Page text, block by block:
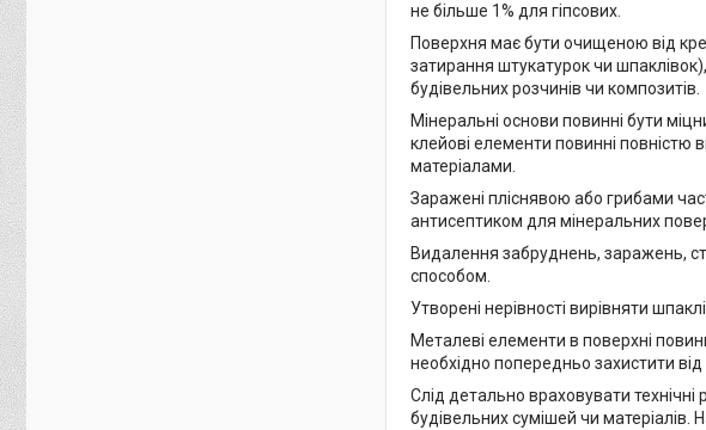
не більше 1% для гіпсових.
Поверхня має бути очищеною від
затирання штукатурок чи
будівельних розчинів чи композитів.
Мінеральні основи повинні бути
клейові елементи повинні
матеріалами.
Заражені пліснявою або грибами
антисептиком для мінеральних
Видалення забруднень, заражень,
способом.
Утворені нерівності вирівняти
Металеві елементи в поверхні
необхідно попередньо захистити
Слід детально враховувати
будівельних сумішей чи матеріалів.